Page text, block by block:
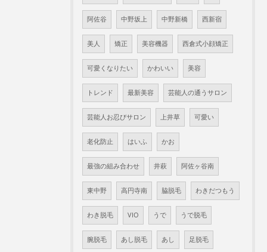
阿佐谷 中野坂上 中野新橋 西新宿
美人 矯正 美容機器 西倉式小顔矯正
可愛くなりたい かわいい 美容
トレンド 最新美容 芸能人の通うサロン
芸能人お忍びサロン 上井草 可愛い
老化防止 はいふ かお
最強の組み合わせ 井萩 阿佐ヶ谷南
東中野 高円寺南 脇脱毛 わきだつもう
わき脱毛 VIO うで うで脱毛
腕脱毛 あし脱毛 あし 足脱毛